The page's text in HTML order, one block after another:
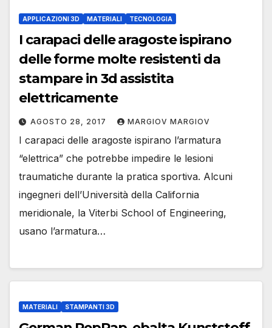
APPLICAZIONI 3D MATERIALI TECNOLOGIA
I carapaci delle aragoste ispirano
delle forme molte resistenti da
stampare in 3d assistita
elettricamente
AGOSTO 28, 2017 MARGIOV MARGIOV
I carapaci delle aragoste ispirano l’armatura
“elettrica” che potrebbe impedire le lesioni
traumatiche durante la pratica sportiva. Alcuni
ingegneri dell’Università della California
meridionale, la Viterbi School of Engineering,
usano l’armatura…
MATERIALI STAMPANTI 3D